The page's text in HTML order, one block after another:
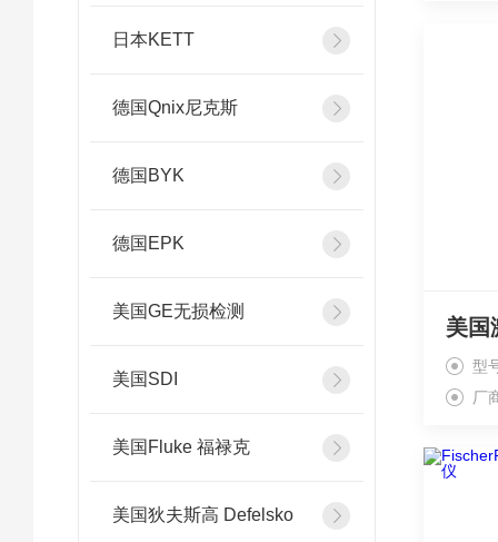
日本KETT
德国Qnix尼克斯
德国BYK
德国EPK
美国GE无损检测
美国SDI
美国Fluke 福禄克
美国狄夫斯高 Defelsko
美国
型
厂